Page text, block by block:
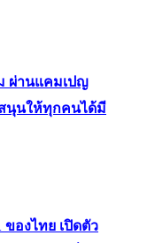
ผ่านแคมเปญ
สนุนให้ทุกคนได้มี
องไทย เปิดตัว